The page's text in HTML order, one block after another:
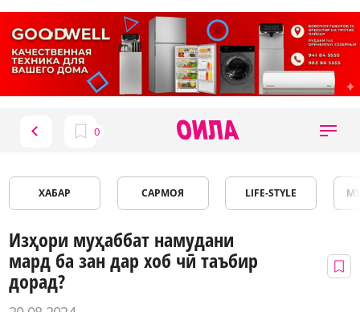
ХАБАР САРМОЯ LIFE-STYLE
Изҳори муҳаббат намудани
мард ба зан дар хоб чӣ таъбир
дорад?